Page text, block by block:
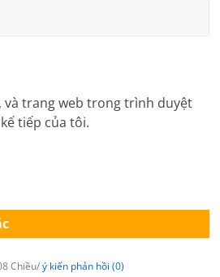
và trang web trong trình duyệt
tiếp của tôi.
Chiều/ý kiến phản hồi (0)